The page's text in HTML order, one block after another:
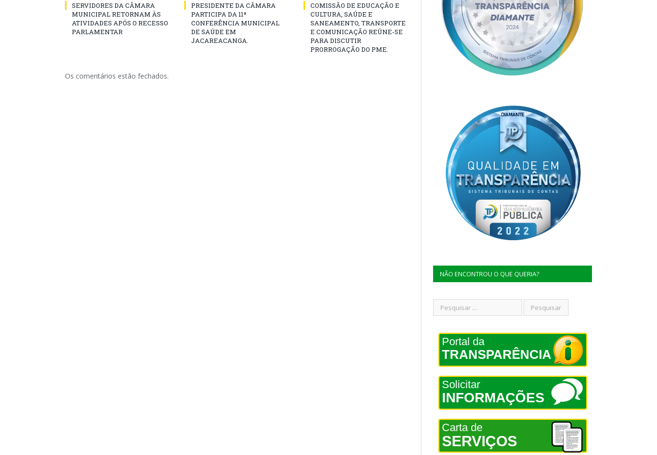
SERVIDORES DA CÂMARA
MUNICIPAL RETORNAM ÀS
ATIVIDADES APÓS O RECESSO
PARLAMENTAR
PRESIDENTE DA CÂMARA
PARTICIPA DA 11ª
CONFERÊNCIA MUNICIPAL
DE SAÚDE EM
JACAREACANGA.
COMISSÃO DE EDUCAÇÃO E
CULTURA, SAÚDE E
SANEAMENTO, TRANSPORTE
E COMUNICAÇÃO REÚNE-SE
PARA DISCUTIR
PRORROGAÇÃO DO PME.
Os comentários estão fechados.
NÃO ENCONTROU O QUE QUERIA?
Portal da
TRANSPARÊNCIA
Solicitar
INFORMAÇÕES
Carta de
SERVIÇOS